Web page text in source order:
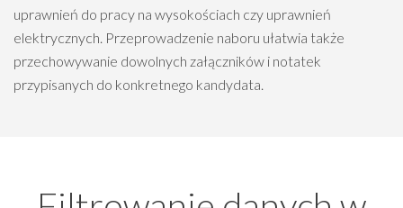
uprawnień do pracy na wysokościach czy uprawnień
elektrycznych. Przeprowadzenie naboru ułatwia także
przechowywanie dowolnych załączników i notatek
przypisanych do konkretnego kandydata.